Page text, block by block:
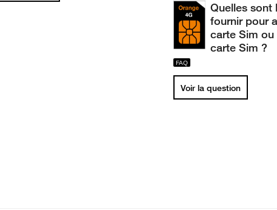
Quelles sont
fournir pour
carte Sim ou
carte Sim ?
Voir la question